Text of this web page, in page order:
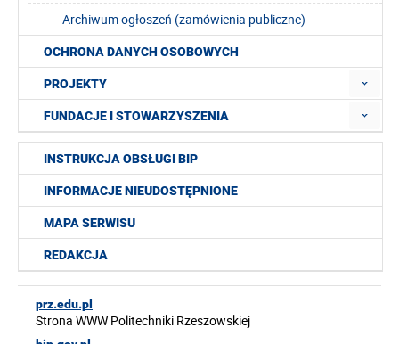
Archiwum ogłoszeń (zamówienia publiczne)
OCHRONA DANYCH OSOBOWYCH
PROJEKTY
FUNDACJE I STOWARZYSZENIA
INSTRUKCJA OBSŁUGI BIP
INFORMACJE NIEUDOSTĘPNIONE
MAPA SERWISU
REDAKCJA
prz.edu.pl
Strona WWW Politechniki Rzeszowskiej